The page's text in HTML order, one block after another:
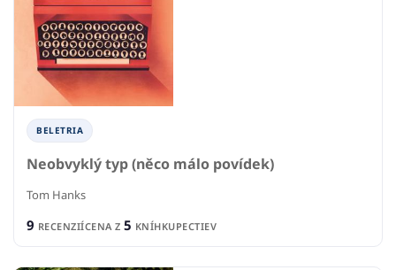
BELETRIA
Neobvyklý typ (něco málo povídek)
Tom Hanks
9 RECENZIÍCENA Z 5 KNÍHKUPECTIEV